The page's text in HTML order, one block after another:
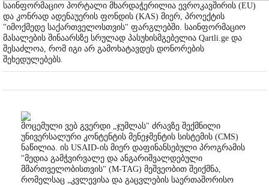
საინფორმაციო პორტალი მხარდაჭერილია ევროკავშირის (EU)
და კონრად ადენაუერის ფონდის (KAS) მიერ, პროექტის
"იმოქმედე საქართველოსთვის" ფარგლებში. საინფორმაციო
მასალების შინაარსზე სრულად პასუხისმგებელია Qartli.ge და
შესაძლოა, რომ იგი არ გამოხატავდეს დონორების
შეხედულებებს.
მოცემული ვებ გვერდი „ჯუმლას" ძრავზე შექმნილი
უნივერსალური კონტენტის მენეჯმენტის სისტემის (CMS)
ნაწილია. ის USAID-ის მიერ დაფინანსებული პროგრამის
"მედია გამჭვირვალე და ანგარიშვალდებული
მმართველობისთვის" (M-TAG) მეშვეობით შეიქმნა,
რომელსაც „კვლევისა და გაცვლების საერთაშორისო